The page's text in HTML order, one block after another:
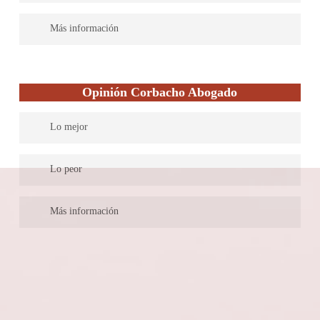
Más información
más de10 abogados. Sin embargo, no aporta ninguna
Tampoco ofrece ningún tipo de asesoría gratuita, pues sus
Opinión Corbacho Abogado
Lo mejor
Lo peor
Más información